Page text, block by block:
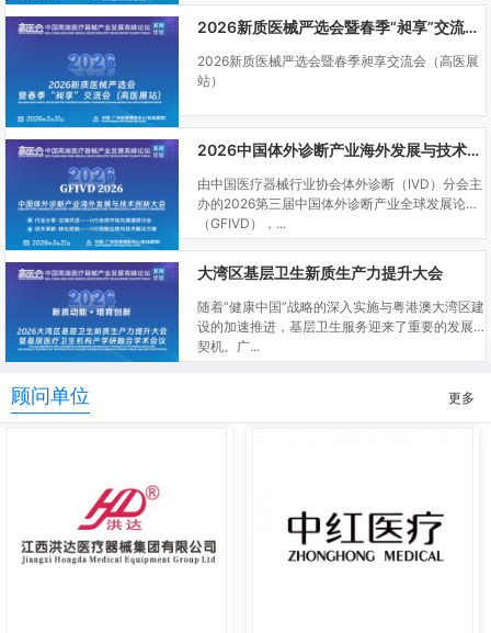
2026新质医械严选会暨春季“昶享”交流会（高医展站）
2026新质医械严选会暨春季昶享交流会（高医展
站）
2026中国体外诊断产业海外发展与技术创新大会
由中国医疗器械行业协会体外诊断（IVD）分会主
办的2026第三届中国体外诊断产业全球发展论坛
（GFIVD），...
大湾区基层卫生新质生产力提升大会
随着“健康中国”战略的深入实施与粤港澳大湾区建
设的加速推进，基层卫生服务迎来了重要的发展
契机。广...
顾问单位 更多